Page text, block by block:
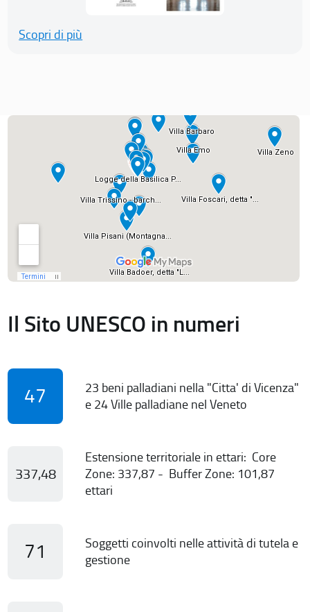
Scopri di più
Il Sito UNESCO in numeri
47
23 beni palladiani nella "Citta' di Vicenza"
e 24 Ville palladiane nel Veneto
337,48
Estensione territoriale in ettari: Core
Zone: 337,87 - Buffer Zone: 101,87
ettari
71
Soggetti coinvolti nelle attività di tutela e
gestione